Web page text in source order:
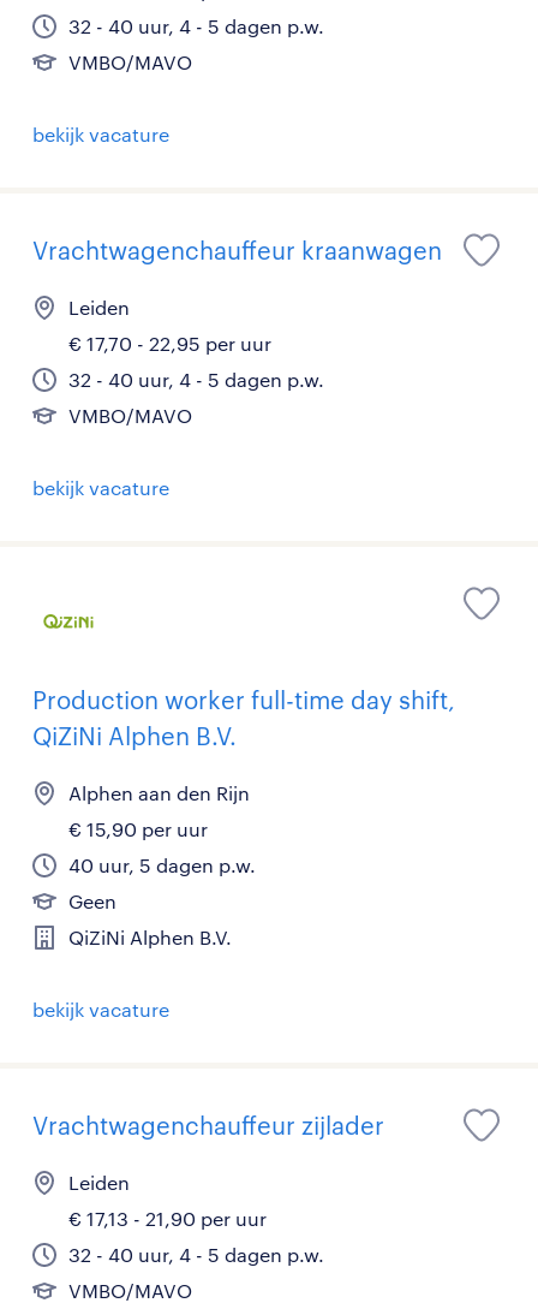
32 - 40 uur, 4 - 5 dagen p.w.
VMBO/MAVO
bekijk vacature
Vrachtwagenchauffeur kraanwagen
Leiden
€ 17,70 - 22,95 per uur
32 - 40 uur, 4 - 5 dagen p.w.
VMBO/MAVO
bekijk vacature
Production worker full-time day shift,
QiZiNi Alphen B.V.
Alphen aan den Rijn
€ 15,90 per uur
40 uur, 5 dagen p.w.
Geen
QiZiNi Alphen B.V.
bekijk vacature
Vrachtwagenchauffeur zijlader
Leiden
€ 17,13 - 21,90 per uur
32 - 40 uur, 4 - 5 dagen p.w.
VMBO/MAVO